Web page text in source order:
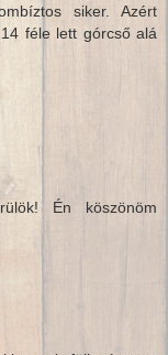
siker. Azért
féle lett górcső alá
Én köszönöm